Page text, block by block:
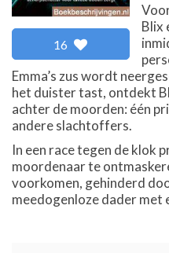
16
Blix
Emma’s zus wordt
het duister tast, ontdekt
achter de moorden: één
andere slachtoffers.
In een race tegen de klok
moordenaar te
voorkomen, gehinderd
meedogenloze dader met